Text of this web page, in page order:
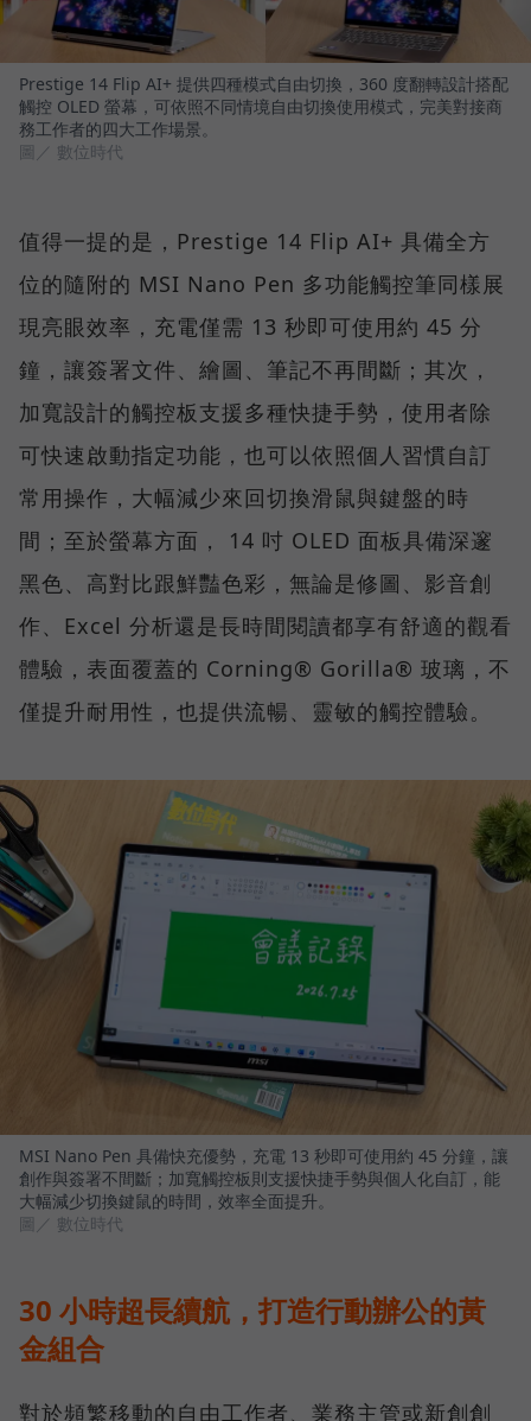
Prestige 14 Flip AI+ 提供四種模式自由切換，360 度翻轉設計搭配
觸控 OLED 螢幕，可依照不同情境自由切換使用模式，完美對接商
務工作者的四大工作場景。
圖／ 數位時代
值得一提的是，Prestige 14 Flip AI+ 具備全方
位的隨附的 MSI Nano Pen 多功能觸控筆同樣展
現亮眼效率，充電僅需 13 秒即可使用約 45 分
鐘，讓簽署文件、繪圖、筆記不再間斷；其次，
加寬設計的觸控板支援多種快捷手勢，使用者除
可快速啟動指定功能，也可以依照個人習慣自訂
常用操作，大幅減少來回切換滑鼠與鍵盤的時
間；至於螢幕方面， 14 吋 OLED 面板具備深邃
黑色、高對比跟鮮豔色彩，無論是修圖、影音創
作、Excel 分析還是長時間閱讀都享有舒適的觀看
體驗，表面覆蓋的 Corning® Gorilla® 玻璃，不
僅提升耐用性，也提供流暢、靈敏的觸控體驗。
MSI Nano Pen 具備快充優勢，充電 13 秒即可使用約 45 分鐘，讓
創作與簽署不間斷；加寬觸控板則支援快捷手勢與個人化自訂，能
大幅減少切換鍵鼠的時間，效率全面提升。
圖／ 數位時代
30 小時超長續航，打造行動辦公的黃
金組合
對於頻繁移動的自由工作者、業務主管或新創創